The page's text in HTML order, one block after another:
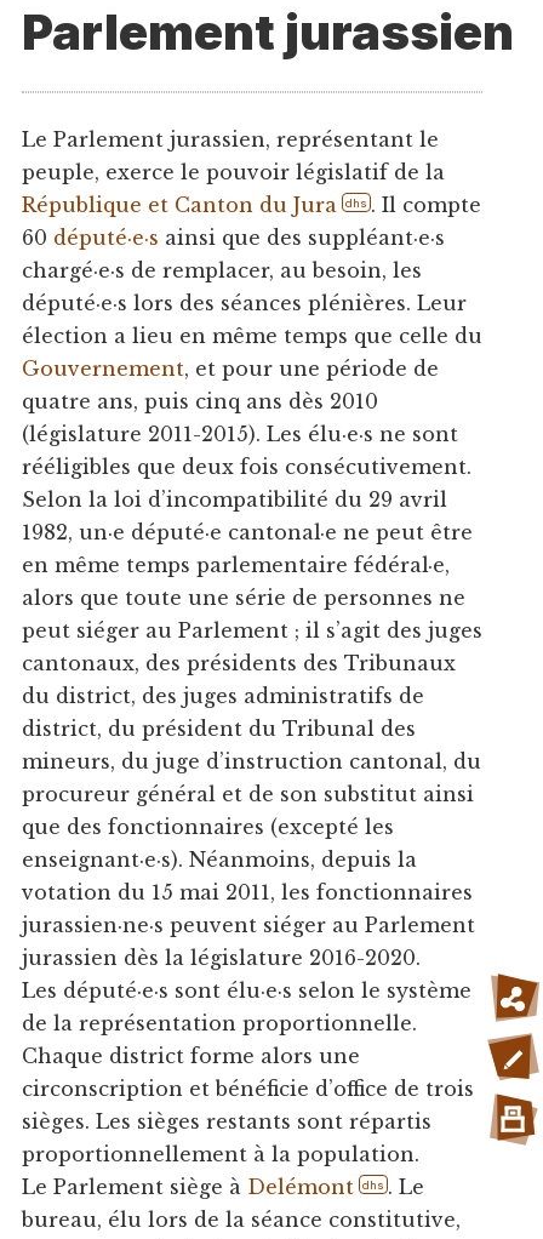
Parlement jurassien
Le Parlement jurassien, représentant le
peuple, exerce le pouvoir législatif de la
République et Canton du Jura
dhs . Il compte
60 député·e·s ainsi que des suppléant·e·s
chargé·e·s de remplacer, au besoin, les
député·e·s lors des séances plénières. Leur
élection a lieu en même temps que celle du
Gouvernement, et pour une période de
quatre ans, puis cinq ans dès 2010
(législature 2011-2015). Les élu·e·s ne sont
rééligibles que deux fois consécutivement.
Selon la loi d’incompatibilité du 29 avril
1982, un·e député·e cantonal·e ne peut être
en même temps parlementaire fédéral·e,
alors que toute une série de personnes ne
peut siéger au Parlement ; il s’agit des juges
cantonaux, des présidents des Tribunaux
du district, des juges administratifs de
district, du président du Tribunal des
mineurs, du juge d’instruction cantonal, du
procureur général et de son substitut ainsi
que des fonctionnaires (excepté les
enseignant·e·s). Néanmoins, depuis la
votation du 15 mai 2011, les fonctionnaires
jurassien·ne·s peuvent siéger au Parlement
jurassien dès la législature 2016-2020.
Les député·e·s sont élu·e·s selon le système
de la représentation proportionnelle.
Chaque district forme alors une
circonscription et bénéficie d’office de trois
sièges. Les sièges restants sont répartis
proportionnellement à la population.
Le Parlement siège à Delémont dhs . Le
bureau, élu lors de la séance constitutive,